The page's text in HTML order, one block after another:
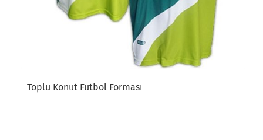
Toplu Konut Futbol Forması